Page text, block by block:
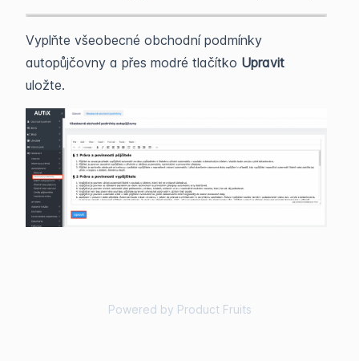
Vyplňte všeobecné obchodní podmínky
autopůjčovny a přes modré tlačítko Upravit
uložte.
Powered by Product Fruits